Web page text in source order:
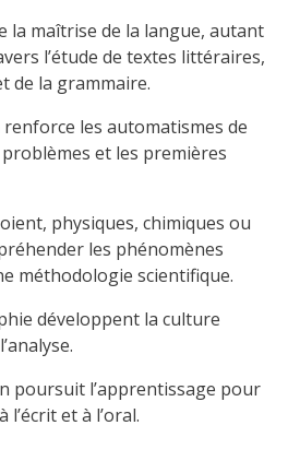
la maîtrise de la langue, autant
l’étude de textes littéraires,
de la grammaire.
les automatismes de
et les premières
physiques, chimiques ou
les phénomènes
méthodologie scientifique.
développent la culture
poursuit l’apprentissage pour
et à l’oral.